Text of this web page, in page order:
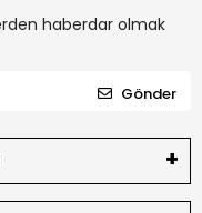
haberdar olmak
Gönder